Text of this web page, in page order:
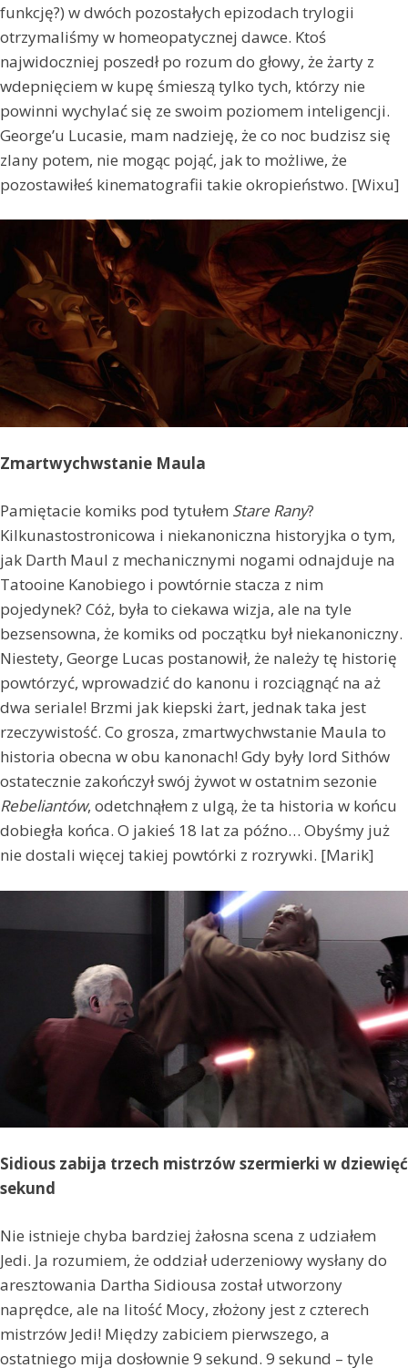
funkcję?) w dwóch pozostałych epizodach trylogii
otrzymaliśmy w homeopatycznej dawce. Ktoś
najwidoczniej poszedł po rozum do głowy, że żarty z
wdepnięciem w kupę śmieszą tylko tych, którzy nie
powinni wychylać się ze swoim poziomem inteligencji.
George’u Lucasie, mam nadzieję, że co noc budzisz się
zlany potem, nie mogąc pojąć, jak to możliwe, że
pozostawiłeś kinematografii takie okropieństwo. [Wixu]
Zmartwychwstanie Maula
Pamiętacie komiks pod tytułem Stare Rany?
Kilkunastostronicowa i niekanoniczna historyjka o tym,
jak Darth Maul z mechanicznymi nogami odnajduje na
Tatooine Kanobiego i powtórnie stacza z nim
pojedynek? Cóż, była to ciekawa wizja, ale na tyle
bezsensowna, że komiks od początku był niekanoniczny.
Niestety, George Lucas postanowił, że należy tę historię
powtórzyć, wprowadzić do kanonu i rozciągnąć na aż
dwa seriale! Brzmi jak kiepski żart, jednak taka jest
rzeczywistość. Co grosza, zmartwychwstanie Maula to
historia obecna w obu kanonach! Gdy były lord Sithów
ostatecznie zakończył swój żywot w ostatnim sezonie
Rebeliantów, odetchnąłem z ulgą, że ta historia w końcu
dobiegła końca. O jakieś 18 lat za późno… Obyśmy już
nie dostali więcej takiej powtórki z rozrywki. [Marik]
Sidious zabija trzech mistrzów szermierki w dziewięć
sekund
Nie istnieje chyba bardziej żałosna scena z udziałem
Jedi. Ja rozumiem, że oddział uderzeniowy wysłany do
aresztowania Dartha Sidiousa został utworzony
naprędce, ale na litość Mocy, złożony jest z czterech
mistrzów Jedi! Między zabiciem pierwszego, a
ostatniego mija dosłownie 9 sekund. 9 sekund – tyle